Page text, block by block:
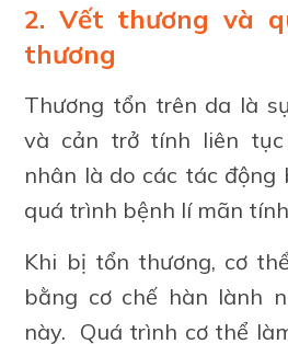
2. Vết thương và
thương
Thương tổn trên da là
và cản trở tính liên tục
nhân là do các tác động
quá trình bệnh lí mãn
Khi bị tổn thương, cơ
bằng cơ chế hàn lành
này. Quá trình cơ thể